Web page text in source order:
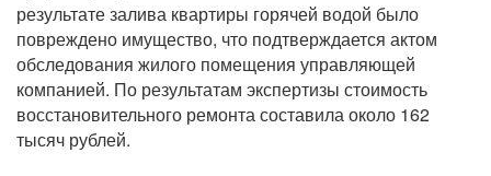
результате залива квартиры горячей водой было
повреждено имущество, что подтверждается актом
обследования жилого помещения управляющей
компанией. По результатам экспертизы стоимость
восстановительного ремонта составила около 162
тысяч рублей.